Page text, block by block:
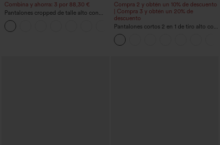
Combina y ahorra: 3 por 88,30 €
Pantalones cropped de talle alto con
bolsillos con cremallera y efecto lino
+7
Compra 2 y obtén un 10% de descuento
| Compra 3 y obtén un 20% de
descuento
Pantalones cortos 2 en 1 de tiro alto con
bolsillo interior y trasero